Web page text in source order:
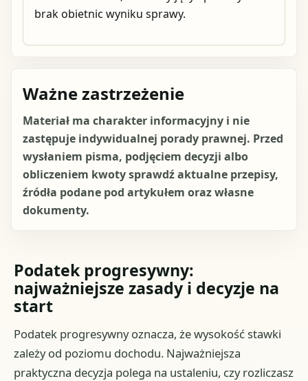
brak obietnic wyniku sprawy.
Ważne zastrzeżenie
Materiał ma charakter informacyjny i nie
zastępuje indywidualnej porady prawnej. Przed
wysłaniem pisma, podjęciem decyzji albo
obliczeniem kwoty sprawdź aktualne przepisy,
źródła podane pod artykułem oraz własne
dokumenty.
Podatek progresywny:
najważniejsze zasady i decyzje na
start
Podatek progresywny oznacza, że wysokość stawki
zależy od poziomu dochodu. Najważniejsza
praktyczna decyzja polega na ustaleniu, czy rozliczasz